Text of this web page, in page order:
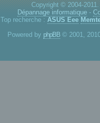
Copyright © 2004-
Dépannage informatique -
Top recherche : ASUS Eee
Powered by phpBB © 2001,